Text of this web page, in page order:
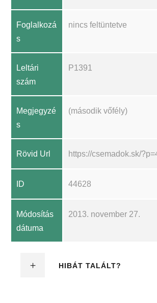
Foglalkozá
s
nincs feltüntetve
Leltári
szám
P1391
Megjegyzé
s
(második vőfély)
Rövid Url https://csemadok.sk/
ID 44628
Módosítás
dátuma
2013. november 27.
HIBÁT TALÁLT?